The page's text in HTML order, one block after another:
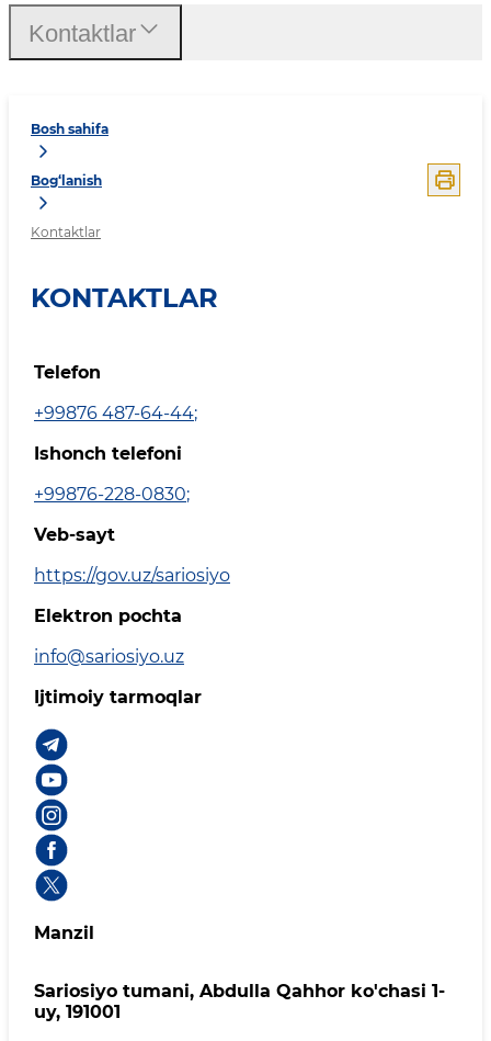
Bosh sahifa
Bog‘lanish
Kontaktlar
KONTAKTLAR
Telefon
+99876 487-64-44;
Ishonch telefoni
+99876-228-0830;
Veb-sayt
https://gov.uz/sariosiyo
Elektron pochta
info@sariosiyo.uz
Ijtimoiy tarmoqlar
Manzil
Sariosiyo tumani, Abdulla Qahhor ko'chasi 1-
uy, 191001
Kontaktlar